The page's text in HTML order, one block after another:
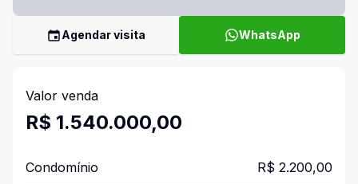
Agendar visita WhatsApp
Valor venda
R$ 1.540.000,00
Condomínio R$ 2.200,00